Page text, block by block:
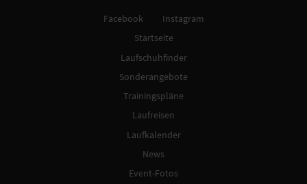
Facebook
Instagram
Startseite
Laufschuhfinder
Sonderangebote
Trainingspläne
Laufreisen
Laufkalender
News
Event-Fotos